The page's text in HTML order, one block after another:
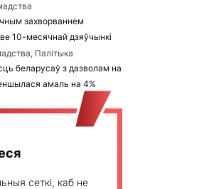
захворваннем
10-месячнай дзяўчынкі
Палітыка
беларусаў з дазволам на
амаль на 4%
сеткі, каб не